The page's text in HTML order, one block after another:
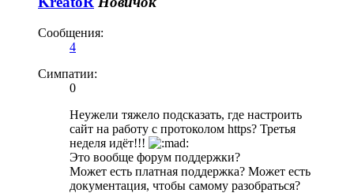
Сообщения:
4
Симпатии:
0
Неужели тяжело подсказать, где настроить
сайт на работу с протоколом https? Третья
неделя идёт!!!
Это вообще форум поддержки?
Может есть платная поддержка? Может есть
документация, чтобы самому разобраться?